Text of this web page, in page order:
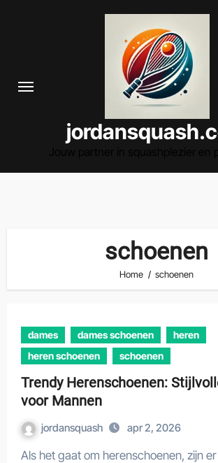
schoenen
Home schoenen
dames dames schoenen
heren
heren schoenen
schoenen
Trendy Herenschoenen:
voor Mannen
jordansquash apr 2, 2026
Als het gaat om herenschoenen, zijn er talloze stijlen